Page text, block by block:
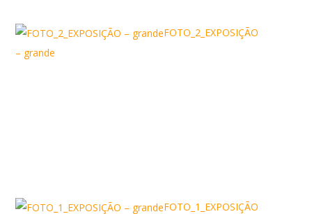
FOTO_2_EXPOSIÇÃO
– grande
FOTO_1_EXPOSIÇÃO